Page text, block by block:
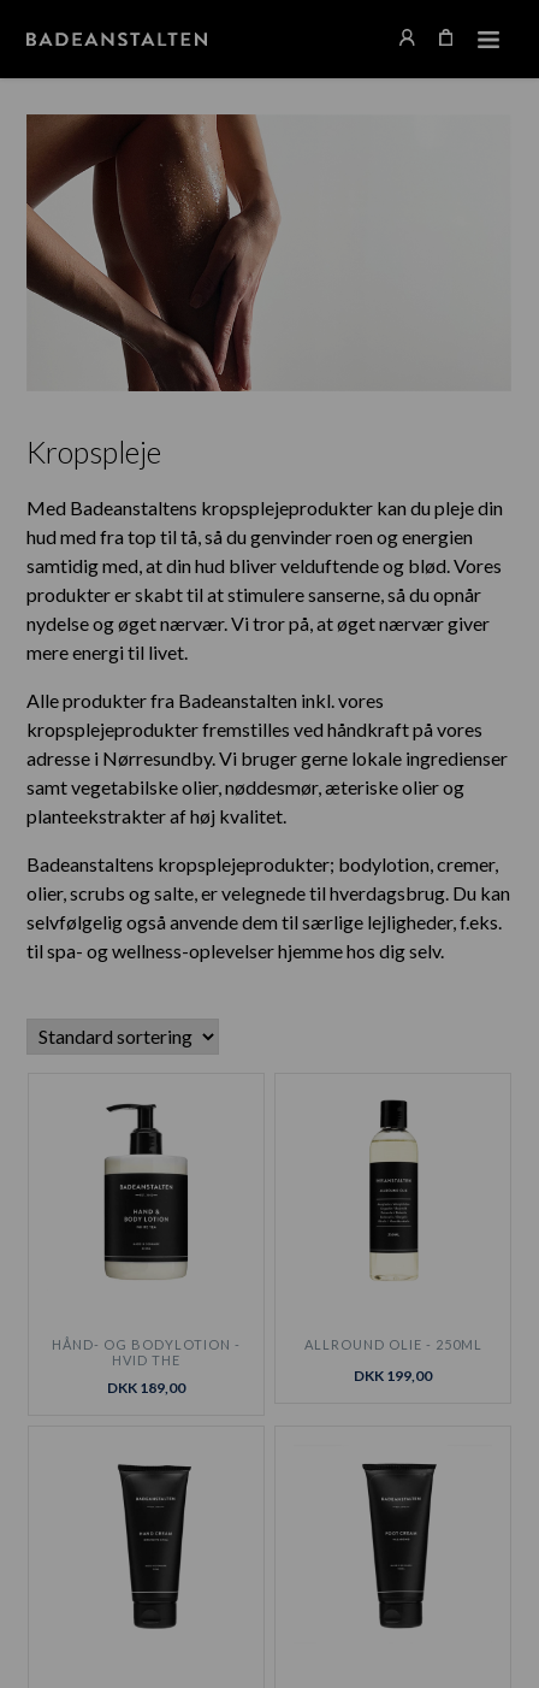
Kropspleje
Med Badeanstaltens kropsplejeprodukter kan du pleje din
hud med fra top til tå, så du genvinder roen og energien
samtidig med, at din hud bliver velduftende og blød. Vores
produkter er skabt til at stimulere sanserne, så du opnår
nydelse og øget nærvær. Vi tror på, at øget nærvær giver
mere energi til livet.
Alle produkter fra Badeanstalten inkl. vores
kropsplejeprodukter fremstilles ved håndkraft på vores
adresse i Nørresundby. Vi bruger gerne lokale ingredienser
samt vegetabilske olier, nøddesmør, æteriske olier og
planteekstrakter af høj kvalitet.
Badeanstaltens kropsplejeprodukter; bodylotion, cremer,
olier, scrubs og salte, er velegnede til hverdagsbrug. Du kan
selvfølgelig også anvende dem til særlige lejligheder, f.eks.
til spa- og wellness-oplevelser hjemme hos dig selv.
HÅND- OG BODYLOTION -
HVID THE
DKK 189,00
ALLROUND OLIE - 250ML
DKK 199,00